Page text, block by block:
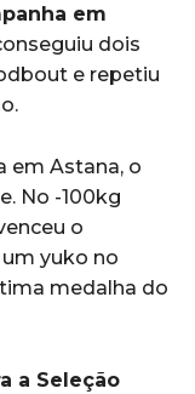
em
dois
e repetiu
em Astana, o
No -100kg
o
yuko no
medalha do
a Seleção